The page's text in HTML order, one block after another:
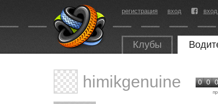
регистрация вход
Клубы
himikgenuine 0 0 0